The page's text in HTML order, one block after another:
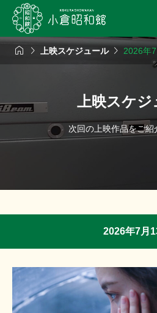
  上映スケジュール 2026年
上映スケジ
次回の上映作品をご紹
2026年7月